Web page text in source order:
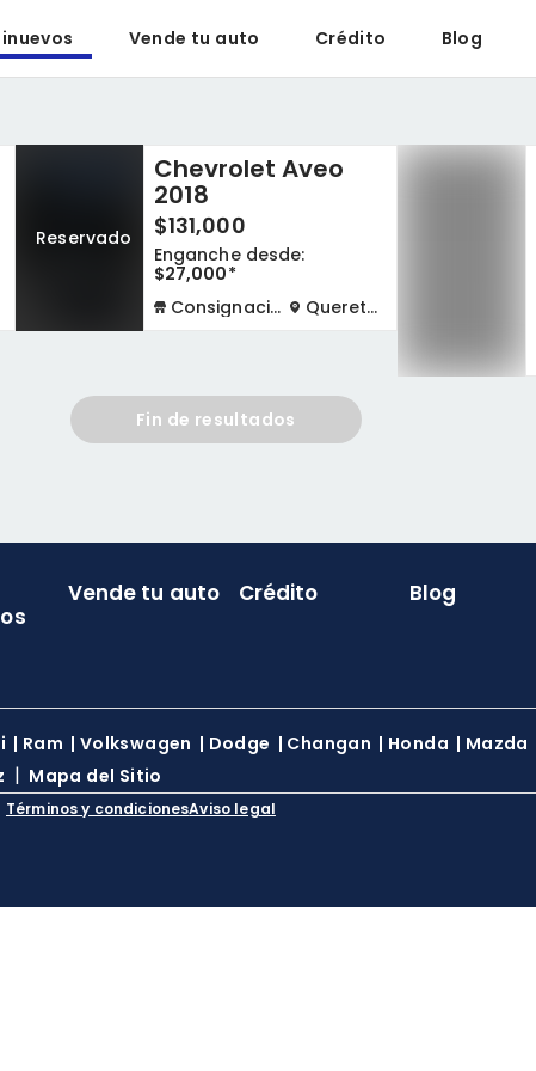
Vende tu auto Crédito Blog
Reservado
Chevrolet Aveo
2018
$131,000
Enganche desde:
$27,000*
Consignación virtual
Queretaro
Fin de resultados
Vende tu auto Crédito Blog
| Ram | Volkswagen | Dodge | Changan | Honda | Mazda
| Mapa del Sitio
Términos y condicionesAviso legal